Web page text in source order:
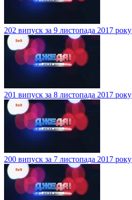
202 випуск за 9 листопада 2017 року
201 випуск за 8 листопада 2017 року
200 випуск за 7 листопада 2017 року